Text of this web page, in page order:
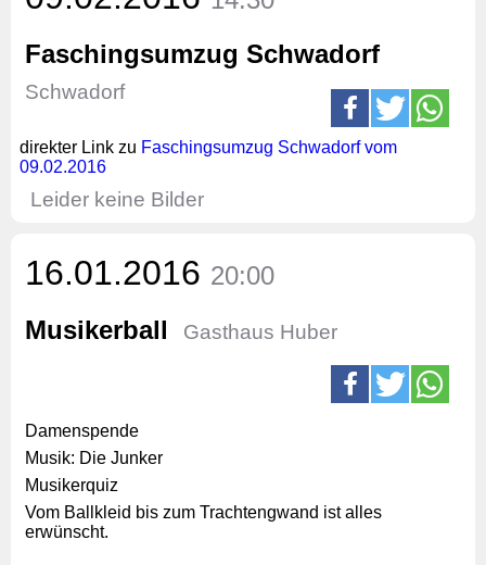
Faschingsumzug Schwadorf
Schwadorf
direkter Link zu Faschingsumzug Schwadorf vom
09.02.2016
Leider keine Bilder
16.01.2016 20:00
Musikerball
Gasthaus Huber
Damenspende
Musik: Die Junker
Musikerquiz
Vom Ballkleid bis zum Trachtengwand ist alles
erwünscht.